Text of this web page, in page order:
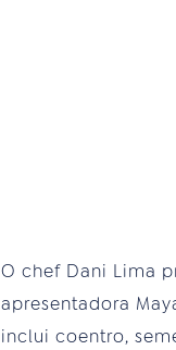
O chef Dani Lima
apresentadora
inclui coentro,